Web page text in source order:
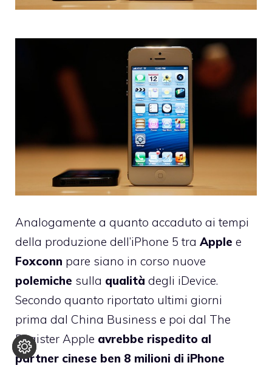
Analogamente a quanto accaduto ai tempi
della produzione dell’iPhone 5 tra Apple e
Foxconn pare siano in corso nuove
polemiche sulla qualità degli iDevice.
Secondo quanto riportato ultimi giorni
prima dal China Business e poi dal The
Register Apple avrebbe rispedito al
partner cinese ben 8 milioni di iPhone